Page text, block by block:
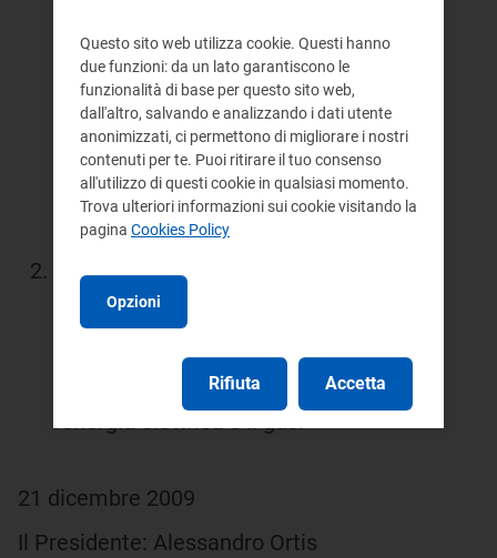
dicembre 2010 dell'Autorità per
l'energia elettrica e il gas quale
risulta dal documento allegato alla
presente deliberazione (Allegato A
di cui costituisce parte integrante e
sostanziale;
di pubblicare il presente
provvedimento sulla Gazzetta
dell'Autorità per
l'energia elettrica e il gas.
21 dicembre 2009
Il Presidente: Alessandro Ortis
Questo sito web utilizza cookie. Questi hanno
due funzioni: da un lato garantiscono le
funzionalità di base per questo sito web,
dall'altro, salvando e analizzando i dati utente
anonimizzati, ci permettono di migliorare i nostri
contenuti per te. Puoi ritirare il tuo consenso
all'utilizzo di questi cookie in qualsiasi momento.
Trova ulteriori informazioni sui cookie visitando la
pagina Cookies Policy
Opzioni
Rifiuta Accetta